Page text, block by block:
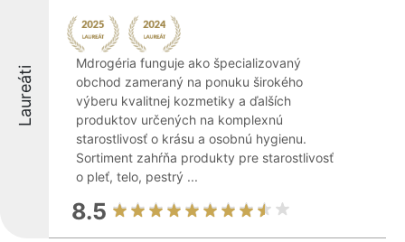
Laureáti
Mdrogéria funguje ako špecializovaný
obchod zameraný na ponuku širokého
výberu kvalitnej kozmetiky a ďalších
produktov určených na komplexnú
starostlivosť o krásu a osobnú hygienu.
Sortiment zahŕňa produkty pre starostlivosť
o pleť, telo, pestrý ...
8.5